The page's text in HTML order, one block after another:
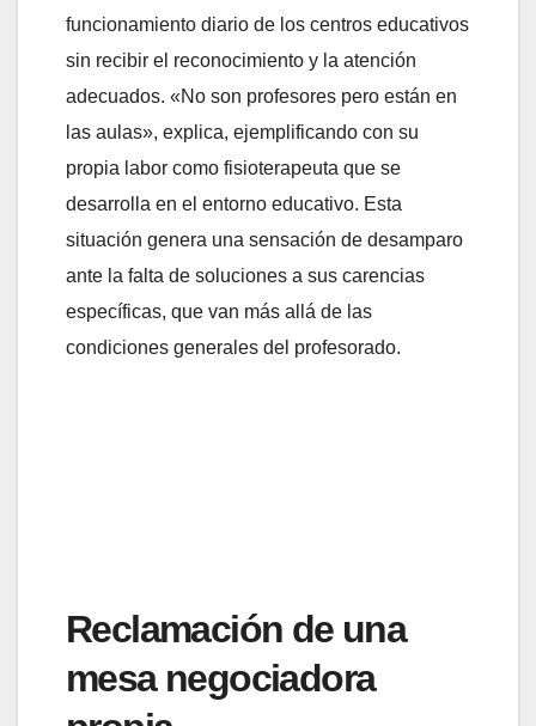
funcionamiento diario de los centros educativos
sin recibir el reconocimiento y la atención
adecuados. «No son profesores pero están en
las aulas», explica, ejemplificando con su
propia labor como fisioterapeuta que se
desarrolla en el entorno educativo. Esta
situación genera una sensación de desamparo
ante la falta de soluciones a sus carencias
específicas, que van más allá de las
condiciones generales del profesorado.
Reclamación de una
mesa negociadora